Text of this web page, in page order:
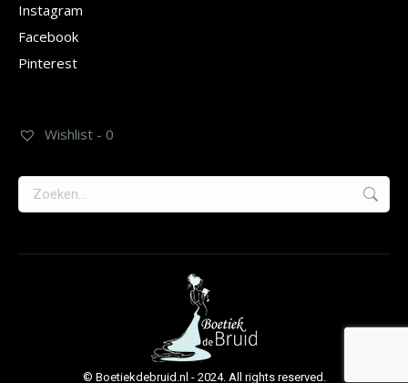
Instagram
Facebook
Pinterest
Wishlist - 0
Zoeken:
© Boetiekdebruid.nl - 2024. All rights reserved.